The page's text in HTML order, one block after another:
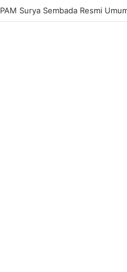
Sukses Tekan Bansos Salah